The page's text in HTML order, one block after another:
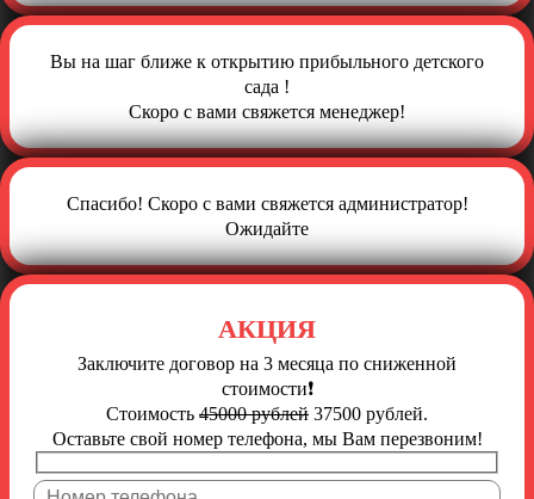
Вы на шаг ближе к открытию прибыльного детского
сада !
Скоро с вами свяжется менеджер!
Спасибо! Скоро с вами свяжется администратор!
Ожидайте
АКЦИЯ
Заключите договор на 3 месяца по сниженной
стоимости❗️
Стоимость 45000 рублей 37500 рублей.
Оставьте свой номер телефона, мы Вам перезвоним!